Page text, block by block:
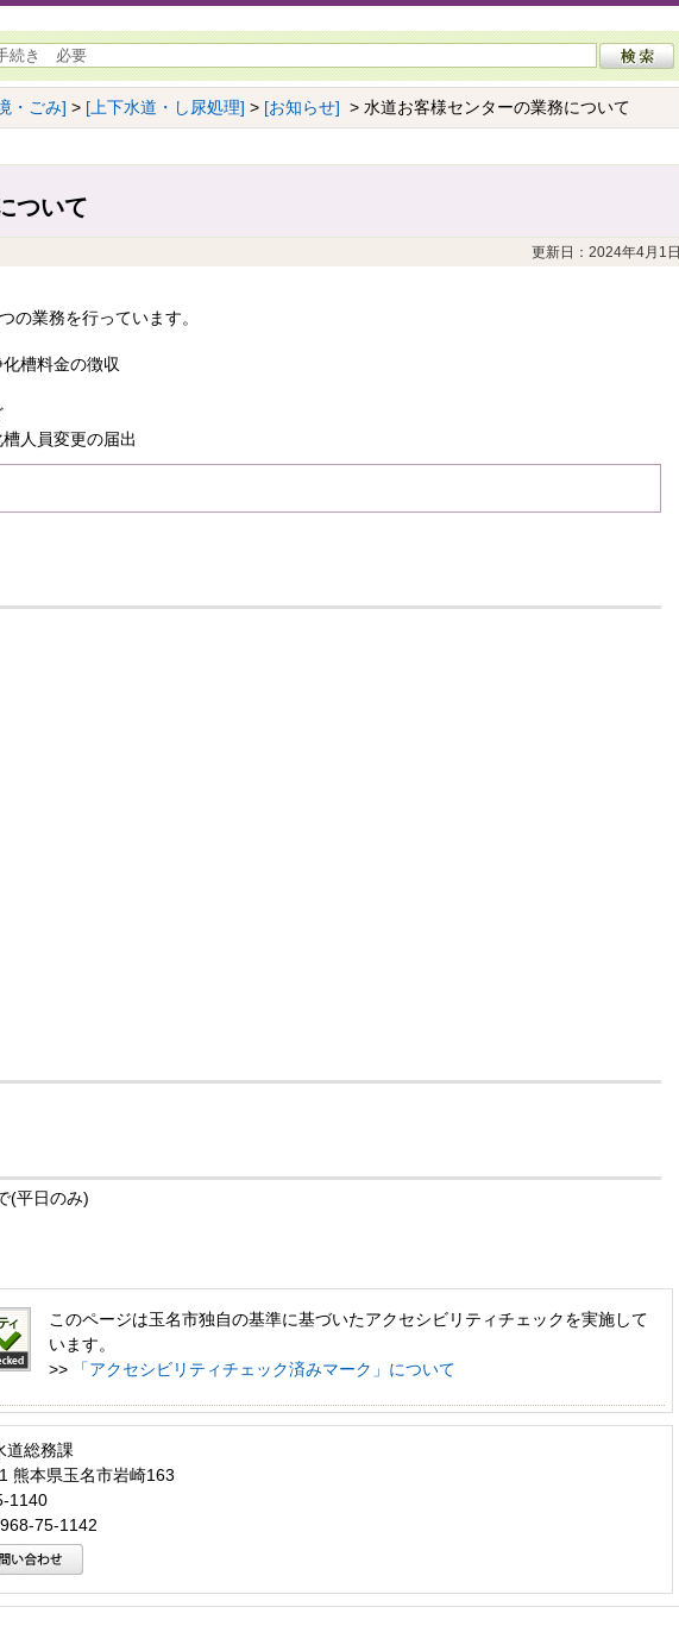
・ごみ] > [上下水道・し尿処理] > [お知らせ] > 水道お客様センターの業務について
ついて
更新日：2024年4月1日
の業務を行っています。
槽料金の徴収
人員変更の届出
(平日のみ)
このページは玉名市独自の基準に基づいたアクセシビリティチェックを実施して
います。
>>
「アクセシビリティチェック済みマーク」について
道総務課
熊本県玉名市岩崎163
1140
75-1142